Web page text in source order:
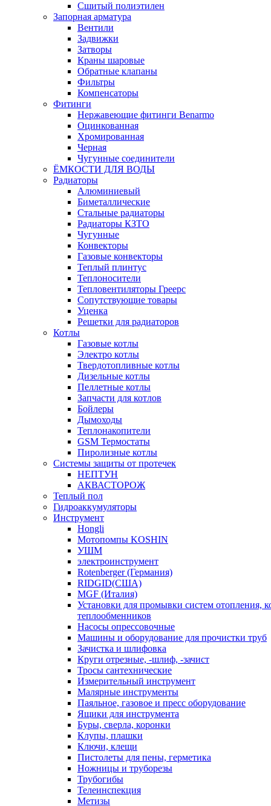
Сшитый полиэтилен
Запорная арматура
Вентили
Задвижки
Затворы
Краны шаровые
Обратные клапаны
Фильтры
Компенсаторы
Фитинги
Нержавеющие фитинги Benarmo
Оцинкованная
Хромированная
Черная
Чугунные соединители
ЁМКОСТИ ДЛЯ ВОДЫ
Радиаторы
Алюминиевый
Биметаллические
Стальные радиаторы
Радиаторы КЗТО
Чугунные
Конвекторы
Газовые конвекторы
Теплый плинтус
Теплоносители
Тепловентиляторы Греерс
Сопутствующие товары
Уценка
Решетки для радиаторов
Котлы
Газовые котлы
Электро котлы
Твердотопливные котлы
Дизельные котлы
Пеллетные котлы
Запчасти для котлов
Бойлеры
Дымоходы
Теплонакопители
GSM Термостаты
Пиролизные котлы
Системы защиты от протечек
НЕПТУН
АКВАСТОРОЖ
Теплый пол
Гидроаккумуляторы
Инструмент
Hongli
Мотопомпы KOSHIN
УШМ
электроинструмент
Rotenberger (Германия)
RIDGID(США)
MGF (Италия)
Установки для промывки систем отопления,
теплообменников
Насосы опрессовочные
Машины и оборудование для прочистки труб
Зачистка и шлифовка
Круги отрезные, -шлиф, -зачист
Тросы сантехнические
Измерительный инструмент
Малярные инструменты
Паяльное, газовое и пресс оборудование
Ящики для инструмента
Буры, сверла, коронки
Клупы, плашки
Ключи, клещи
Пистолеты для пены, герметика
Ножницы и труборезы
Трубогибы
Телеинспекция
Метизы